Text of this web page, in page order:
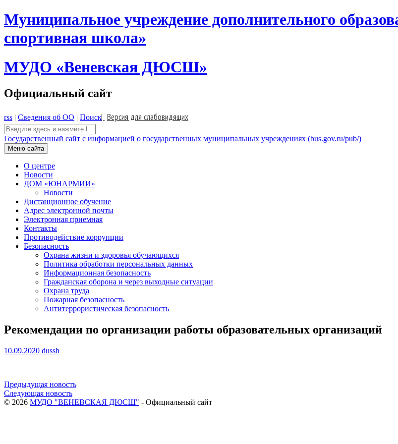
Skip
to
Муниципальное учреждение дополнительного
спортивная школа»
МУДО «Веневская ДЮСШ»
Официальный сайт
rss | Сведения об ОО | Поиск| Версия для слабовидящих
Поиск:
Государственный сайт с информацией о государственных муниципальных учреждениях (bus.gov.ru/pub/)
Меню сайта
О центре
Новости
ДОМ «ЮНАРМИИ»
Новости
Дистанционное обучение
Адрес электронной почты
Электронная приемная
Контакты
Противодействие коррупции
Безопасность
Охрана жизни и здоровья обучающихся
Политика обработки персональных данных
Информационная безопасность
Гражданская оборона и через выходные ситуации
Охрана труда
Пожарная безопасность
Антитеррористическая безопасность
Рекомендации по организации работы образовательных организаций
10.09.2020 dussh
Навигация
по
Предыдущая новость
Следующая новость
© 2026 МУДО "ВЕНЕВСКАЯ ДЮСШ" - Официальный сайт